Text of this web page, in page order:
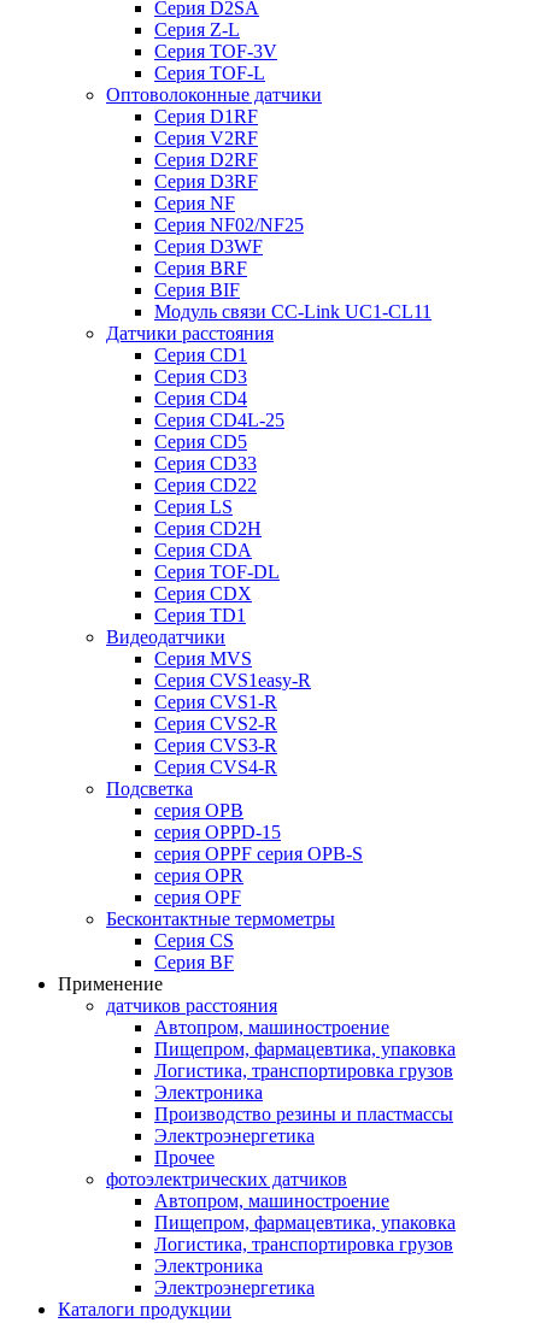
Серия D2SA
Серия Z-L
Серия TOF-3V
Серия TOF-L
Оптоволоконные датчики
Серия D1RF
Серия V2RF
Серия D2RF
Серия D3RF
Серия NF
Серия NF02/NF25
Серия D3WF
Серия BRF
Серия BIF
Модуль связи CC-Link UC1-CL11
Датчики расстояния
Серия CD1
Серия CD3
Серия CD4
Серия CD4L-25
Серия CD5
Серия CD33
Серия CD22
Серия LS
Серия CD2H
Серия CDA
Серия TOF-DL
Серия CDX
Серия TD1
Видеодатчики
Серия MVS
Серия CVS1easy-R
Серия CVS1-R
Серия CVS2-R
Серия CVS3-R
Серия CVS4-R
Подсветка
серия OPB
серия OPPD-15
серия OPPF серия OPB-S
серия OPR
серия OPF
Бесконтактные термометры
Серия CS
Серия BF
Применение
датчиков расстояния
Автопром, машиностроение
Пищепром, фармацевтика, упаковка
Логистика, транспортировка грузов
Электроника
Производство резины и пластмассы
Электроэнергетика
Прочее
фотоэлектрических датчиков
Автопром, машиностроение
Пищепром, фармацевтика, упаковка
Логистика, транспортировка грузов
Электроника
Электроэнергетика
Каталоги продукции